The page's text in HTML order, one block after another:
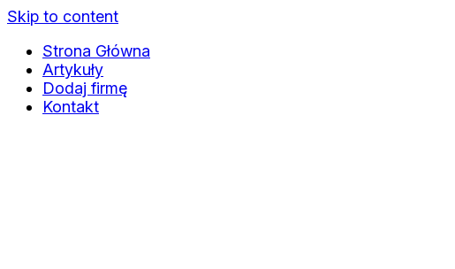
Skip to content
Strona Główna
Artykuły
Dodaj firmę
Kontakt